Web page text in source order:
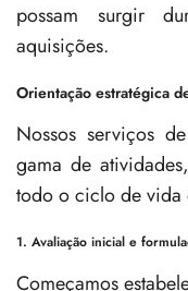
possam surgir
aquisições.
Orientação estratégica
Nossos serviços
gama de
todo o ciclo de vida
1. Avaliação inicial e
Começamos